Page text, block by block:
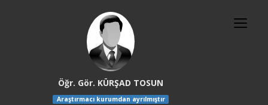
Öğr. Gör. KÜRŞAD TOSUN
Araştırmacı kurumdan ayrılmıştır